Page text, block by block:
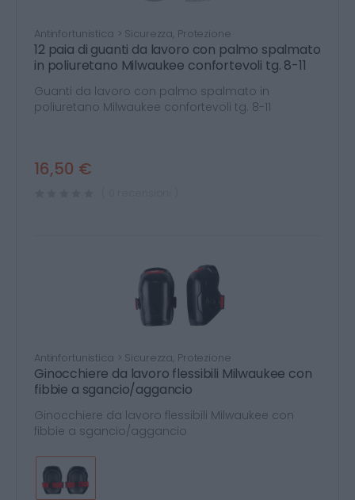
Antinfortunistica > Sicurezza, Protezione
12 paia di guanti da lavoro con palmo spalmato
in poliuretano Milwaukee confortevoli tg. 8-11
Guanti da lavoro con palmo spalmato in
poliuretano Milwaukee confortevoli tg. 8-11
16,50 €
Antinfortunistica > Sicurezza, Protezione
Ginocchiere da lavoro flessibili Milwaukee con
fibbie a sgancio/aggancio
Ginocchiere da lavoro flessibili Milwaukee con
fibbie a sgancio/aggancio